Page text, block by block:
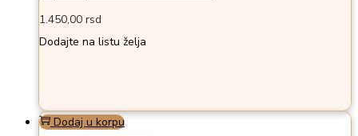
1.450,00 rsd
Dodajte na listu želja
Dodaj u korpu